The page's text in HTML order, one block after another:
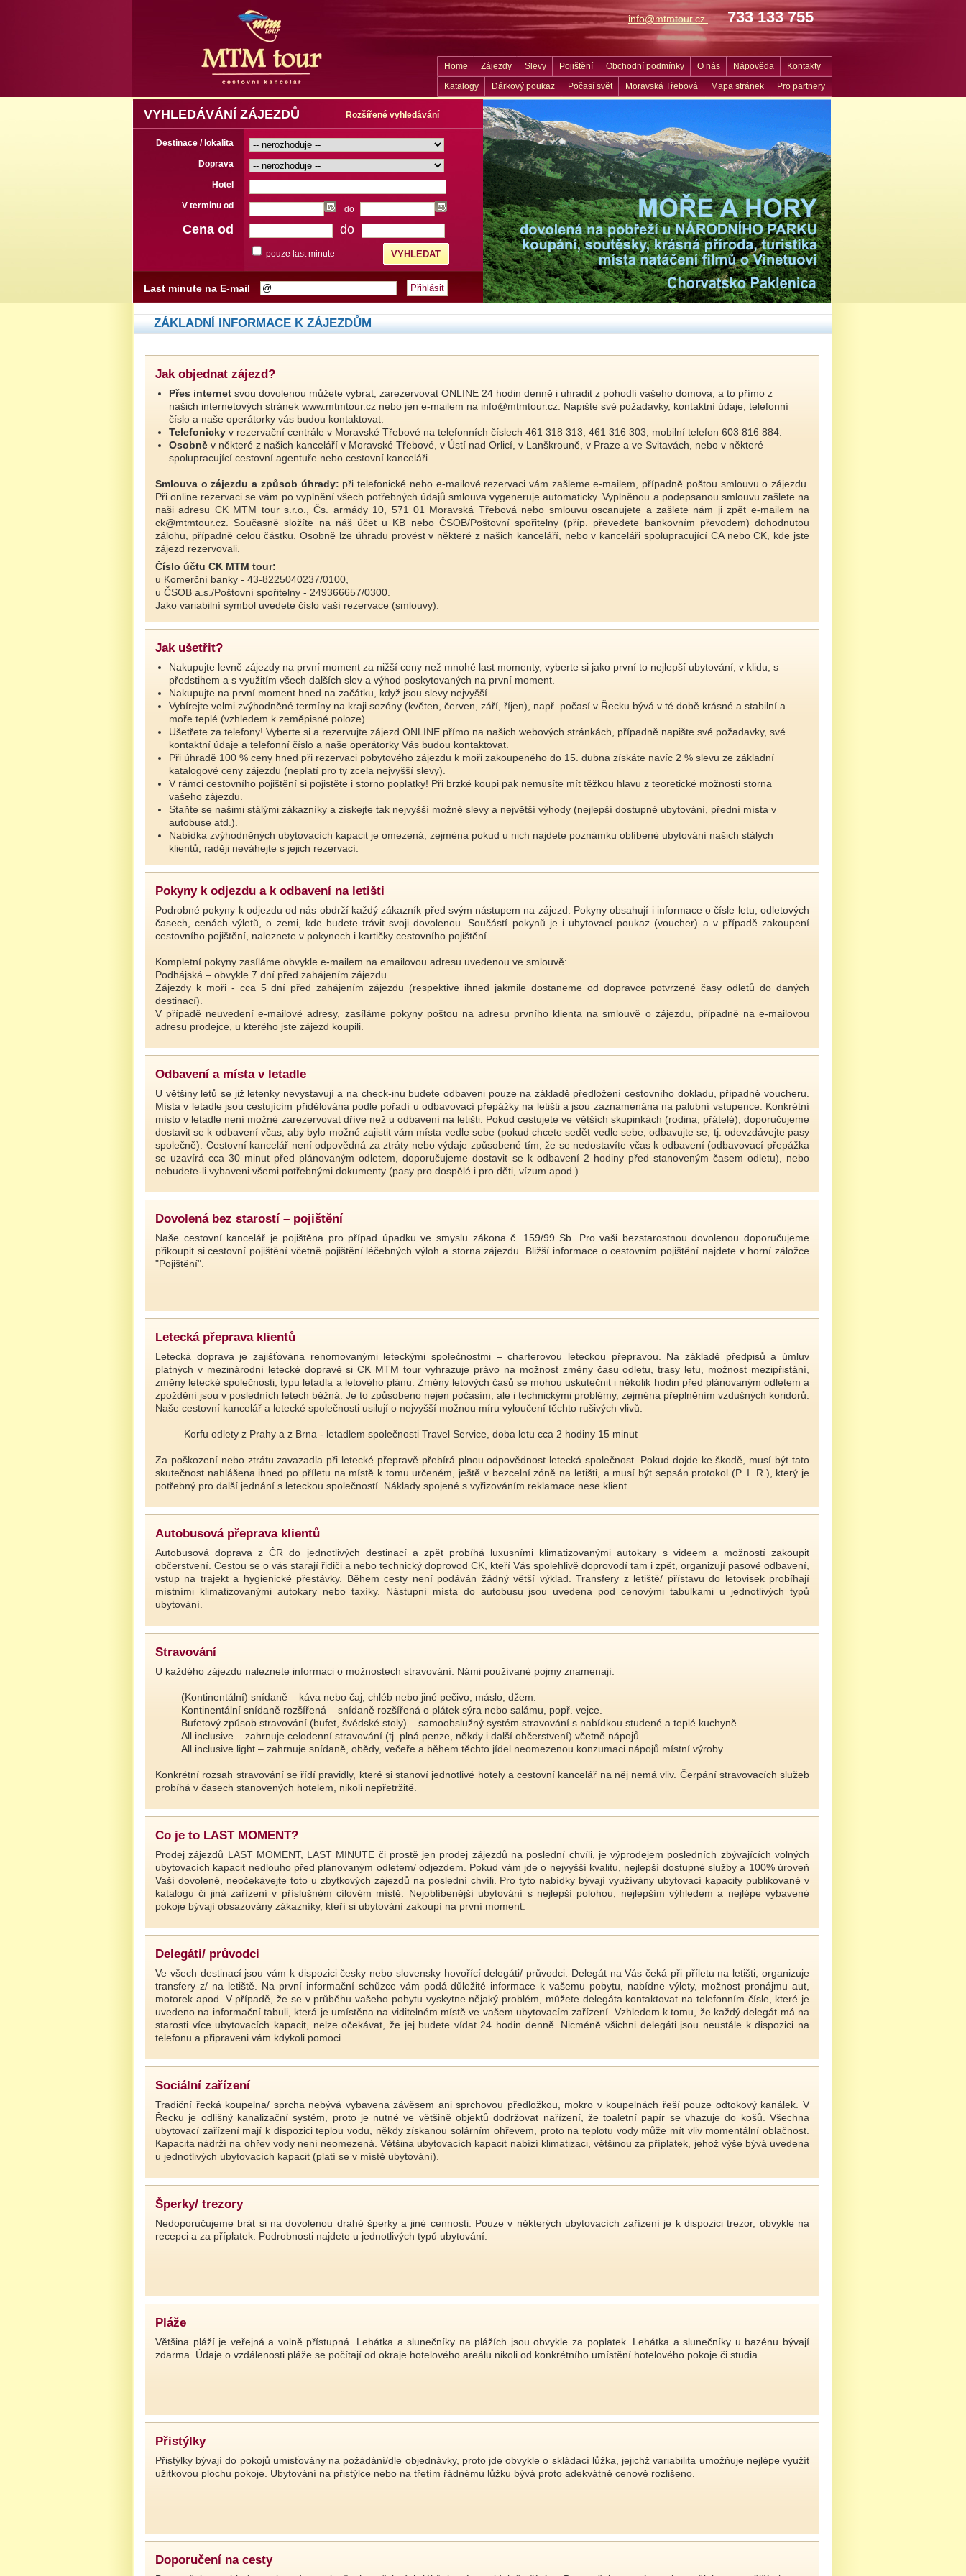
ZÁKLADNÍ INFORMACE K ZÁJEZDŮM
Jak objednat zájezd?
Přes internet svou dovolenou můžete vybrat, zarezervovat ONLINE 24 hodin denně i uhradit z pohodlí vašeho domova, a to přímo z
našich internetových stránek www.mtmtour.cz nebo jen e-mailem na info@mtmtour.cz. Napište své požadavky, kontaktní údaje, telefonní
číslo a naše operátorky vás budou kontaktovat.
Telefonicky v rezervační centrále v Moravské Třebové na telefonních číslech 461 318 313, 461 316 303, mobilní telefon 603 816 884.
Osobně v některé z našich kanceláří v Moravské Třebové, v Ústí nad Orlicí, v Lanškrouně, v Praze a ve Svitavách, nebo v některé
spolupracující cestovní agentuře nebo cestovní kanceláři.
Smlouva o zájezdu a způsob úhrady: při telefonické nebo e-mailové rezervaci vám zašleme e-mailem, případně poštou smlouvu o zájezdu.
Při online rezervaci se vám po vyplnění všech potřebných údajů smlouva vygeneruje automaticky. Vyplněnou a podepsanou smlouvu zašlete na
naši adresu CK MTM tour s.r.o., Čs. armády 10, 571 01 Moravská Třebová nebo smlouvu oscanujete a zašlete nám ji zpět e-mailem na
ck@mtmtour.cz. Současně složíte na náš účet u KB nebo ČSOB/Poštovní spořitelny (příp. převedete bankovním převodem) dohodnutou
zálohu, případně celou částku. Osobně lze úhradu provést v některé z našich kanceláří, nebo v kanceláři spolupracující CA nebo CK, kde jste
zájezd rezervovali.
Číslo účtu CK MTM tour:
u Komerční banky - 43-8225040237/0100,
u ČSOB a.s./Poštovní spořitelny - 249366657/0300.
Jako variabilní symbol uvedete číslo vaší rezervace (smlouvy).
Jak ušetřit?
Nakupujte levně zájezdy na první moment za nižší ceny než mnohé last momenty, vyberte si jako první to nejlepší ubytování, v klidu, s
předstihem a s využitím všech dalších slev a výhod poskytovaných na první moment.
Nakupujte na první moment hned na začátku, když jsou slevy nejvyšší.
Vybírejte velmi zvýhodněné termíny na kraji sezóny (květen, červen, září, říjen), např. počasí v Řecku bývá v té době krásné a stabilní a
moře teplé (vzhledem k zeměpisné poloze).
Ušetřete za telefony! Vyberte si a rezervujte zájezd ONLINE přímo na našich webových stránkách, případně napište své požadavky, své
kontaktní údaje a telefonní číslo a naše operátorky Vás budou kontaktovat.
Při úhradě 100 % ceny hned při rezervaci pobytového zájezdu k moři zakoupeného do 15. dubna získáte navíc 2 % slevu ze základní
katalogové ceny zájezdu (neplatí pro ty zcela nejvyšší slevy).
V rámci cestovního pojištění si pojistěte i storno poplatky! Při brzké koupi pak nemusíte mít těžkou hlavu z teoretické možnosti storna
vašeho zájezdu.
Staňte se našimi stálými zákazníky a získejte tak nejvyšší možné slevy a největší výhody (nejlepší dostupné ubytování, přední místa v
autobuse atd.).
Nabídka zvýhodněných ubytovacích kapacit je omezená, zejména pokud u nich najdete poznámku oblíbené ubytování našich stálých
klientů, raději neváhejte s jejich rezervací.
Pokyny k odjezdu a k odbavení na letišti
Podrobné pokyny k odjezdu od nás obdrží každý zákazník před svým nástupem na zájezd. Pokyny obsahují i informace o čísle letu, odletových
časech, cenách výletů, o zemi, kde budete trávit svoji dovolenou. Součástí pokynů je i ubytovací poukaz (voucher) a v případě zakoupení
cestovního pojištění, naleznete v pokynech i kartičky cestovního pojištění.
Kompletní pokyny zasíláme obvykle e-mailem na emailovou adresu uvedenou ve smlouvě:
Podhájská – obvykle 7 dní před zahájením zájezdu
Zájezdy k moři - cca 5 dní před zahájením zájezdu (respektive ihned jakmile dostaneme od dopravce potvrzené časy odletů do daných
destinací).
V případě neuvedení e-mailové adresy, zasíláme pokyny poštou na adresu prvního klienta na smlouvě o zájezdu, případně na e-mailovou
adresu prodejce, u kterého jste zájezd koupili.
Odbavení a místa v letadle
U většiny letů se již letenky nevystavují a na check-inu budete odbaveni pouze na základě předložení cestovního dokladu, případně voucheru.
Místa v letadle jsou cestujícím přidělována podle pořadí u odbavovací přepážky na letišti a jsou zaznamenána na palubní vstupence. Konkrétní
místo v letadle není možné zarezervovat dříve než u odbavení na letišti. Pokud cestujete ve větších skupinkách (rodina, přátelé), doporučujeme
dostavit se k odbavení včas, aby bylo možné zajistit vám místa vedle sebe (pokud chcete sedět vedle sebe, odbavujte se, tj. odevzdávejte pasy
společně). Cestovní kancelář není odpovědná za ztráty nebo výdaje způsobené tím, že se nedostavíte včas k odbavení (odbavovací přepážka
se uzavírá cca 30 minut před plánovaným odletem, doporučujeme dostavit se k odbavení 2 hodiny před stanoveným časem odletu), nebo
nebudete-li vybaveni všemi potřebnými dokumenty (pasy pro dospělé i pro děti, vízum apod.).
Dovolená bez starostí – pojištění
Naše cestovní kancelář je pojištěna pro případ úpadku ve smyslu zákona č. 159/99 Sb. Pro vaši bezstarostnou dovolenou doporučujeme
přikoupit si cestovní pojištění včetně pojištění léčebných výloh a storna zájezdu. Bližší informace o cestovním pojištění najdete v horní záložce
"Pojištění".
Letecká přeprava klientů
Letecká doprava je zajišťována renomovanými leteckými společnostmi – charterovou leteckou přepravou. Na základě předpisů a úmluv
platných v mezinárodní letecké dopravě si CK MTM tour vyhrazuje právo na možnost změny času odletu, trasy letu, možnost mezipřistání,
změny letecké společnosti, typu letadla a letového plánu. Změny letových časů se mohou uskutečnit i několik hodin před plánovaným odletem a
zpoždění jsou v posledních letech běžná. Je to způsobeno nejen počasím, ale i technickými problémy, zejména přeplněním vzdušných koridorů.
Naše cestovní kancelář a letecké společnosti usilují o nejvyšší možnou míru vyloučení těchto rušivých vlivů.
Korfu odlety z Prahy a z Brna - letadlem společnosti Travel Service, doba letu cca 2 hodiny 15 minut
Za poškození nebo ztrátu zavazadla při letecké přepravě přebírá plnou odpovědnost letecká společnost. Pokud dojde ke škodě, musí být tato
skutečnost nahlášena ihned po příletu na místě k tomu určeném, ještě v bezcelní zóně na letišti, a musí být sepsán protokol (P. I. R.), který je
potřebný pro další jednání s leteckou společností. Náklady spojené s vyřizováním reklamace nese klient.
Autobusová přeprava klientů
Autobusová doprava z ČR do jednotlivých destinací a zpět probíhá luxusními klimatizovanými autokary s videem a možností zakoupit
občerstvení. Cestou se o vás starají řidiči a nebo technický doprovod CK, kteří Vás spolehlivě doprovodí tam i zpět, organizují pasové odbavení,
vstup na trajekt a hygienické přestávky. Během cesty není podáván žádný větší výklad. Transfery z letiště/ přístavu do letovisek probíhají
místními klimatizovanými autokary nebo taxíky. Nástupní místa do autobusu jsou uvedena pod cenovými tabulkami u jednotlivých typů
ubytování.
Stravování
U každého zájezdu naleznete informaci o možnostech stravování. Námi používané pojmy znamenají:
(Kontinentální) snídaně – káva nebo čaj, chléb nebo jiné pečivo, máslo, džem.
Kontinentální snídaně rozšířená – snídaně rozšířená o plátek sýra nebo salámu, popř. vejce.
Bufetový způsob stravování (bufet, švédské stoly) – samoobslužný systém stravování s nabídkou studené a teplé kuchyně.
All inclusive – zahrnuje celodenní stravování (tj. plná penze, někdy i další občerstvení) včetně nápojů.
All inclusive light – zahrnuje snídaně, obědy, večeře a během těchto jídel neomezenou konzumaci nápojů místní výroby.
Konkrétní rozsah stravování se řídí pravidly, které si stanoví jednotlivé hotely a cestovní kancelář na něj nemá vliv. Čerpání stravovacích služeb
probíhá v časech stanovených hotelem, nikoli nepřetržitě.
Co je to LAST MOMENT?
Prodej zájezdů LAST MOMENT, LAST MINUTE či prostě jen prodej zájezdů na poslední chvíli, je výprodejem posledních zbývajících volných
ubytovacích kapacit nedlouho před plánovaným odletem/ odjezdem. Pokud vám jde o nejvyšší kvalitu, nejlepší dostupné služby a 100% úroveň
Vaší dovolené, neočekávejte toto u zbytkových zájezdů na poslední chvíli. Pro tyto nabídky bývají využívány ubytovací kapacity publikované v
katalogu či jiná zařízení v příslušném cílovém místě. Nejoblíbenější ubytování s nejlepší polohou, nejlepším výhledem a nejlépe vybavené
pokoje bývají obsazovány zákazníky, kteří si ubytování zakoupí na první moment.
Delegáti/ průvodci
Ve všech destinací jsou vám k dispozici česky nebo slovensky hovořící delegáti/ průvodci. Delegát na Vás čeká při příletu na letišti, organizuje
transfery z/ na letiště. Na první informační schůzce vám podá důležité informace k vašemu pobytu, nabídne výlety, možnost pronájmu aut,
motorek apod. V případě, že se v průběhu vašeho pobytu vyskytne nějaký problém, můžete delegáta kontaktovat na telefonním čísle, které je
uvedeno na informační tabuli, která je umístěna na viditelném místě ve vašem ubytovacím zařízení. Vzhledem k tomu, že každý delegát má na
starosti více ubytovacích kapacit, nelze očekávat, že jej budete vídat 24 hodin denně. Nicméně všichni delegáti jsou neustále k dispozici na
telefonu a připraveni vám kdykoli pomoci.
Sociální zařízení
Tradiční řecká koupelna/ sprcha nebývá vybavena závěsem ani sprchovou předložkou, mokro v koupelnách řeší pouze odtokový kanálek. V
Řecku je odlišný kanalizační systém, proto je nutné ve většině objektů dodržovat nařízení, že toaletní papír se vhazuje do košů. Všechna
ubytovací zařízení mají k dispozici teplou vodu, někdy získanou solárním ohřevem, proto na teplotu vody může mít vliv momentální oblačnost.
Kapacita nádrží na ohřev vody není neomezená. Většina ubytovacích kapacit nabízí klimatizaci, většinou za příplatek, jehož výše bývá uvedena
u jednotlivých ubytovacích kapacit (platí se v místě ubytování).
Šperky/ trezory
Nedoporučujeme brát si na dovolenou drahé šperky a jiné cennosti. Pouze v některých ubytovacích zařízení je k dispozici trezor, obvykle na
recepci a za příplatek. Podrobnosti najdete u jednotlivých typů ubytování.
Pláže
Většina pláží je veřejná a volně přístupná. Lehátka a slunečníky na plážích jsou obvykle za poplatek. Lehátka a slunečníky u bazénu bývají
zdarma. Údaje o vzdálenosti pláže se počítají od okraje hotelového areálu nikoli od konkrétního umístění hotelového pokoje či studia.
Přistýlky
Přistýlky bývají do pokojů umisťovány na požádání/dle objednávky, proto jde obvykle o skládací lůžka, jejichž variabilita umožňuje nejlépe využít
užitkovou plochu pokoje. Ubytování na přistýlce nebo na třetím řádnému lůžku bývá proto adekvátně cenově rozlišeno.
Doporučení na cesty
info@mtmtour.cz 733 133 755
Home Zájezdy Slevy Pojištění Obchodní podmínky O nás Nápověda
Kontakty
Katalogy
Dárkový poukaz Počasí svět Moravská Třebová Mapa stránek Pro partnery
Rozšířené vyhledávání
VYHLEDÁVÁNÍ ZÁJEZDŮ
Destinace / lokalita
Doprava
Hotel
V termínu od do
Cena od do
pouze last minute
Last minute na E-mail